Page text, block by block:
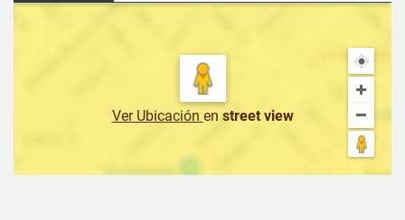
Ver Ubicación en street view